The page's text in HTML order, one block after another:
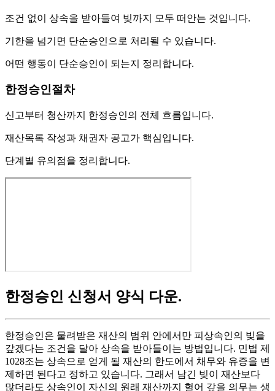
조건 없이 상속을 받아들여 빚까지 모두 떠안는 것입니다.
기한을 넘기면 단순승인으로 처리될 수 있습니다.
어떤 행동이 단순승인이 되는지 정리합니다.
한정승인절차
신고부터 청산까지 한정승인의 전체 흐름입니다.
재산목록 작성과 채권자 공고가 핵심입니다.
단계별 유의점을 정리합니다.
한정승인 신청서 양식 다운.
한정승인은 물려받은 재산의 범위 안에서만 피상속인의 빚을
갚겠다는 조건을 달아 상속을 받아들이는 방법입니다. 민법 제
1028조는 상속으로 얻게 될 재산의 한도에서 채무와 유증을 변
제하면 된다고 정하고 있습니다. 그래서 남긴 빚이 재산보다
많더라도 상속인이 자신의 원래 재산까지 헐어 갚을 의무는 생